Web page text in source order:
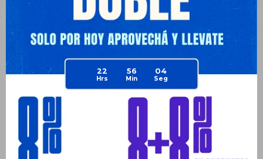
22 56 04
Planes de cuotas
Envíos
Medios de pago
Productos que te pueden interesar